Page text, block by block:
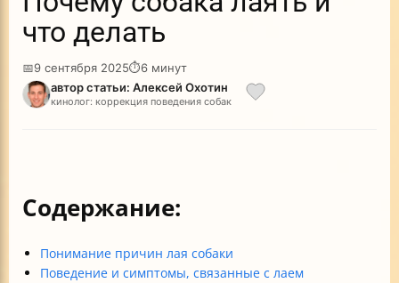
что делать
📅9 сентября 2025⏱6 минут
автор статьи: Алексей Охотин
кинолог: коррекция поведения собак
Содержание:
Понимание причин лая собаки
Поведение и симптомы, связанные с лаем